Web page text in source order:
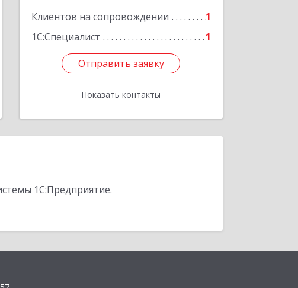
Клиентов на сопровождении
1
1С:Специалист
1
Отправить заявку
Показать контакты
Отправить заявку
Назад
1С:Предприятие.